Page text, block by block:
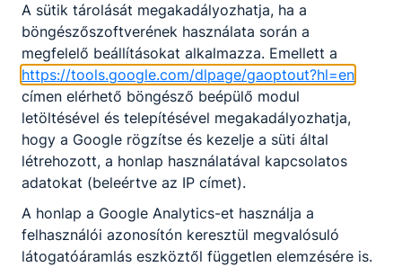
A sütik tárolását megakadályozhatja, ha a
böngészőszoftverének használata során a
megfelelő beállításokat alkalmazza. Emellett a
https://tools.google.com/dlpage/gaoptout?hl=en
címen elérhető böngésző beépülő modul
letöltésével és telepítésével megakadályozhatja,
hogy a Google rögzítse és kezelje a süti által
létrehozott, a honlap használatával kapcsolatos
adatokat (beleértve az IP címet).
A honlap a Google Analytics-et használja a
felhasználói azonosítón keresztül megvalósuló
látogatóáramlás eszköztől független elemzésére is.